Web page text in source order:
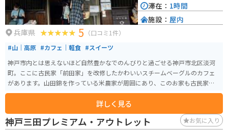
兵庫県 5 （口コミ1件）
#山｜高原 #カフェ｜軽食 #スイーツ
神戸市内とは思えないほど自然豊かなでのんびりと過ごせる神戸市北区淡河
町。ここに古民家「前田家」を改修したかわいいスチームベーグルのカフェ
があります。山田錦を作っている米農家が周囲にあり、このお家も古民家そ
のままの暖かくて懐かしい雰囲気がいっぱいです。
詳しく見る
滞在： 1時間
施設： 屋内
神戸三田プレミアム・アウトレット お気に入り